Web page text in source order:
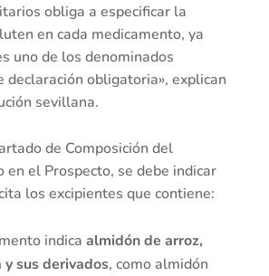
obliga a especificar la
en cada medicamento, ya
uno de los denominados
declaración obligatoria», explican
sevillana.
de Composición del
en el Prospecto, se debe indicar
los excipientes que contiene:
indica almidón de arroz,
sus derivados, como almidón